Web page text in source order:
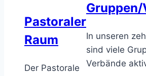
Pastoraler
Raum
Der Pastorale
In unseren
sind viele
Verbände